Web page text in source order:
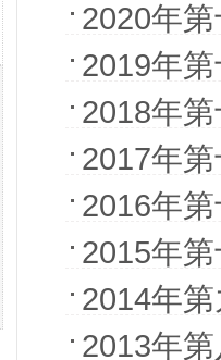
2020年
2019年
2018年
2017年
2016年
2015年
2014年
2013年